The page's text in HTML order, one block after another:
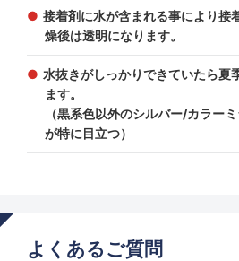
接着剤に水が含まれる事により接
燥後は透明になります。
水抜きがしっかりできていたら夏
ます。
（黒系色以外のシルバー/カラー
が特に目立つ）
よくあるご質問